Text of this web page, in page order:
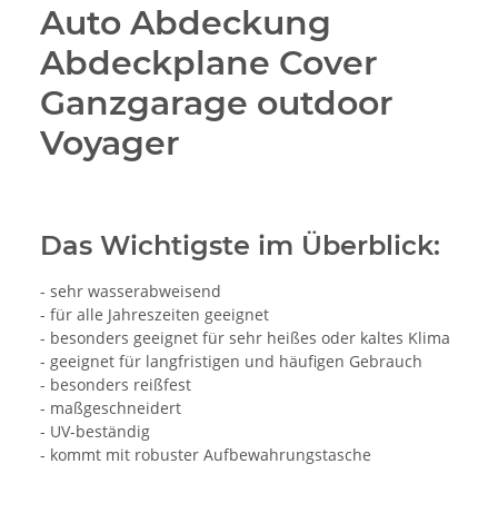
Auto Abdeckung
Abdeckplane Cover
Ganzgarage outdoor
Voyager
Das Wichtigste im Überblick:
- sehr wasserabweisend
- für alle Jahreszeiten geeignet
- besonders geeignet für sehr heißes oder kaltes Klima
- geeignet für langfristigen und häufigen Gebrauch
- besonders reißfest
- maßgeschneidert
- UV-beständig
- kommt mit robuster Aufbewahrungstasche